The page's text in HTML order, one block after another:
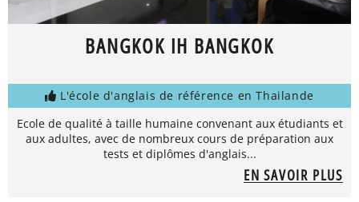
BANGKOK IH BANGKOK
L'école d'anglais de référence en Thailande
Ecole de qualité à taille humaine convenant aux étudiants et
aux adultes, avec de nombreux cours de préparation aux
tests et diplômes d'anglais...
EN SAVOIR PLUS